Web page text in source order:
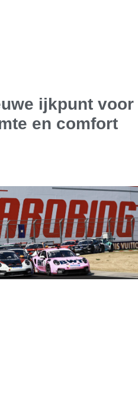
ijkpunt voor
en comfort